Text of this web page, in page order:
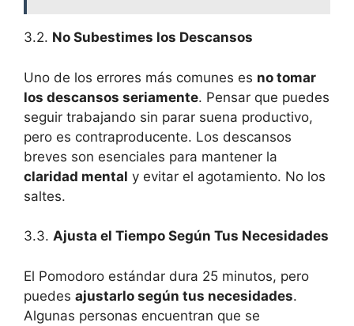
3.2. No Subestimes los Descansos
Uno de los errores más comunes es no tomar
los descansos seriamente. Pensar que puedes
seguir trabajando sin parar suena productivo,
pero es contraproducente. Los descansos
breves son esenciales para mantener la
claridad mental y evitar el agotamiento. No los
saltes.
3.3. Ajusta el Tiempo Según Tus Necesidades
El Pomodoro estándar dura 25 minutos, pero
puedes ajustarlo según tus necesidades.
Algunas personas encuentran que se